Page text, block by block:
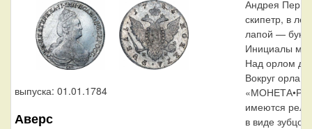
выпуска: 01.01.1784
Аверс
Андрея
скипетр, в
лапой —
Инициалы
Над орлом
Вокруг орла,
имеются
в виде зубцов.